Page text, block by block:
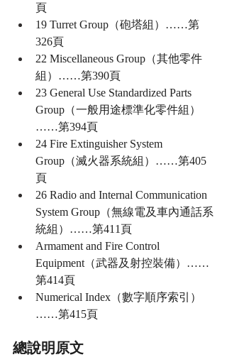
頁
19 Turret Group（砲塔組）……第
326頁
22 Miscellaneous Group（其他零件
組）……第390頁
23 General Use Standardized Parts
Group（一般用途標準化零件組）
……第394頁
24 Fire Extinguisher System
Group（滅火器系統組）……第405
頁
26 Radio and Internal Communication
System Group（無線電及車內通話系
統組）……第411頁
Armament and Fire Control
Equipment（武器及射控裝備）……
第414頁
Numerical Index（數字順序索引）
……第415頁
總說明原文